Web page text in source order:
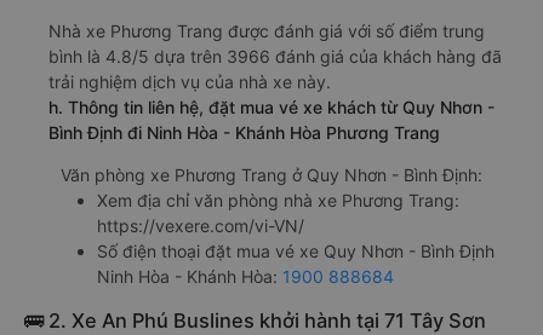
Nhà xe Phương Trang được đánh giá với số điểm trung
bình là 4.8/5 dựa trên 3966 đánh giá của khách hàng đã
trải nghiệm dịch vụ của nhà xe này.
h. Thông tin liên hệ, đặt mua vé xe khách từ Quy Nhơn -
Bình Định đi Ninh Hòa - Khánh Hòa Phương Trang
Văn phòng xe Phương Trang ở Quy Nhơn - Bình Định:
Xem địa chỉ văn phòng nhà xe Phương Trang:
https://vexere.com/vi-VN/
Số điện thoại đặt mua vé xe Quy Nhơn - Bình Định
Ninh Hòa - Khánh Hòa: 1900 888684
🚌 2. Xe An Phú Buslines khởi hành tại 71 Tây Sơn